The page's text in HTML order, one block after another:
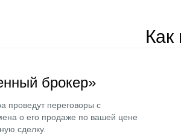
Как
брокер»
проведут переговоры с
о его продаже по вашей цене
сделку.